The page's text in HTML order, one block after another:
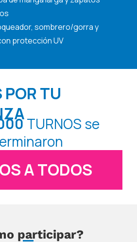
sombrero/gorra y
protección UV
TU
TURNOS se
A TODOS
participar?